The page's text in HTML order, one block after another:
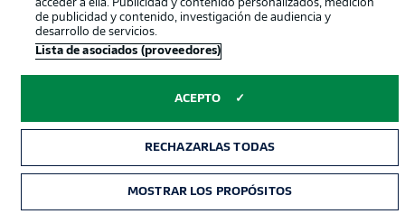
Español
acceder a ella. Publicidad y contenido personalizados, medición
de publicidad y contenido, investigación de audiencia y
desarrollo de servicios.
Lista de asociados (proveedores)
ACEPTO
RECHAZARLAS TODAS
MOSTRAR LOS PROPÓSITOS